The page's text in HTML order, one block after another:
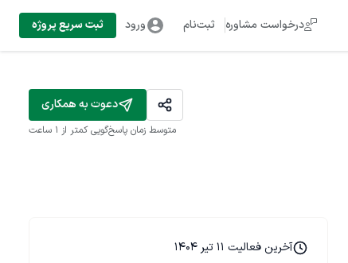
درخواست مشاوره ثبت‌نام ورود ثبت سریع پروژه
دعوت به همکاری
متوسط زمان پاسخ‌گویی کمتر از 1 ساعت
آخرین فعالیت 11 تیر 1404